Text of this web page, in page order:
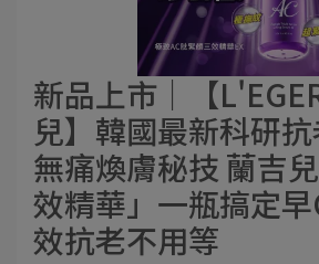
新品上市│【
兒】韓國最新科研
無痛煥膚秘技 蘭吉
效精華」一瓶搞定
效抗老不用等